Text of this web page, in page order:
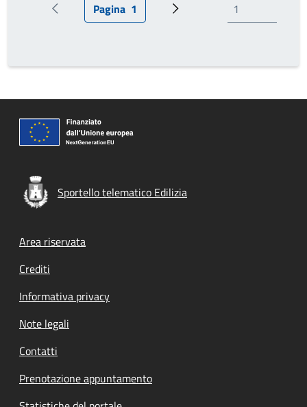
Pagina precedentePagina attuale
Pagina 1 Prossima pagina
Sportello telematico Edilizia
Footer menu
Area riservata
Crediti
Informativa privacy
Note legali
Contatti
Prenotazione appuntamento